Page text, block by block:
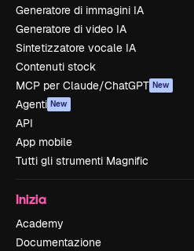
Generatore di immagini IA
Generatore di video IA
Sintetizzatore vocale IA
Contenuti stock
MCP per Claude/ChatGPT New
Agenti New
API
App mobile
Tutti gli strumenti Magnific
Inizia
Academy
Documentazione